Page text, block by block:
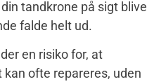
tandkrone på sigt blive
falde helt ud.
en risiko for, at
ofte repareres, uden